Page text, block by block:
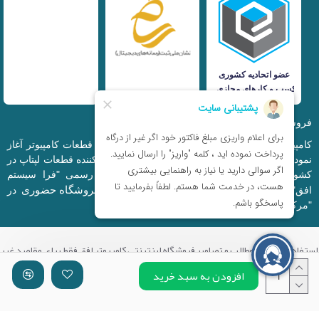
افزودن به سبد خرید
فروشگاه اینترنتی iranfso (کامپیوتر افق)
کامپیوتر افق، فعالیت خود را از سال 1377 در زمینه قطعات کامپیوتر آغاز
نمود و در حال حاضر به بزرگترین وارد کننده و توزیع کننده قطعات لپتاپ در
کشور تبدیل شده است. این مجموعه که با نام رسمی "فرا سیستم
افق" ثبت شده است دارای فروشگاه اینترنتی و
فروشگاه حضوری در
"مرکز کامپیوتر ایران" و "خیابان مظفر" میباشد.
استفاده از تمامی مطالب و تصاویر فروشگاه اینترنتی کامپیوتر افق فقط برای مقاصد غیر
تجاری با ذکر منبع بلامانع میباشد.